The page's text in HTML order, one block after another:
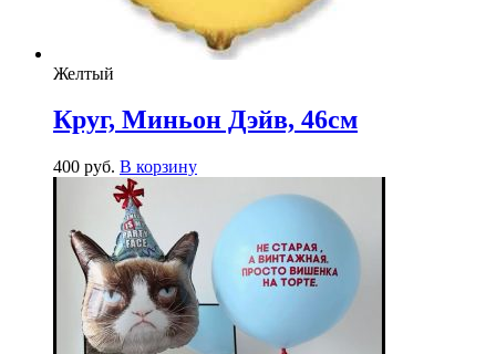
Желтый
Круг, Миньон Дэйв, 46см
400 руб. В корзину